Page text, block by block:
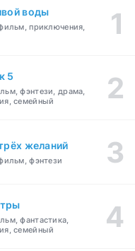
воды
приключения,
5
фэнтези, драма,
семейный
желаний
фэнтези
фантастика,
семейный